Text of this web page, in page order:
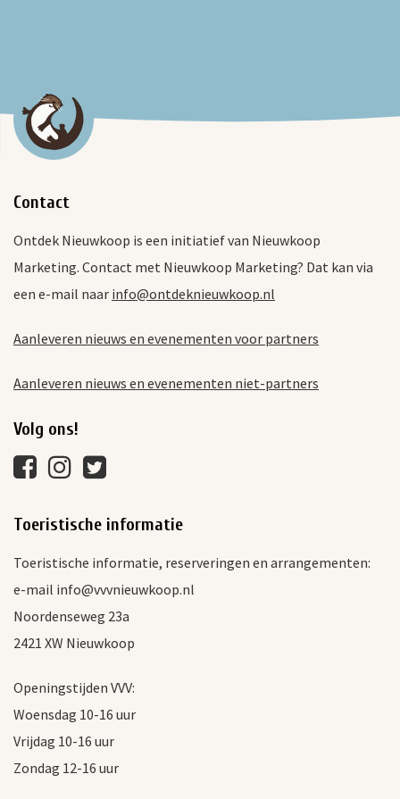
Contact
Ontdek Nieuwkoop is een initiatief van Nieuwkoop
Marketing. Contact met Nieuwkoop Marketing? Dat kan via
een e-mail naar info@ontdeknieuwkoop.nl
Aanleveren nieuws en evenementen voor partners
Aanleveren nieuws en evenementen niet-partners
Volg ons!
Toeristische informatie
Toeristische informatie, reserveringen en arrangementen:
e-mail info@vvvnieuwkoop.nl
Noordenseweg 23a
2421 XW Nieuwkoop
Openingstijden VVV:
Woensdag 10-16 uur
Vrijdag 10-16 uur
Zondag 12-16 uur